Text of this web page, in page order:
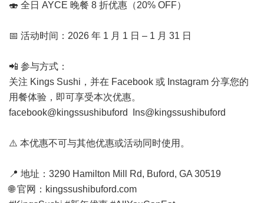
🍣 全日 AYCE 晚餐 8 折优惠（20% OFF）
📅 活动时间：2026 年 1 月 1 日 – 1 月 31 日
📲 参与方式：
关注 Kings Sushi，并在 Facebook 或 Instagram 分享您的
用餐体验，即可享受本次优惠。
facebook@kingssushibuford Ins@kingssushibuford
⚠️ 本优惠不可与其他优惠或活动同时使用。
📍 地址：3290 Hamilton Mill Rd, Buford, GA 30519
🌐 官网：kingssushibuford.com